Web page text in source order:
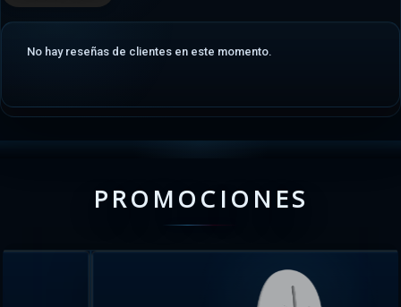
No hay reseñas de clientes en este momento.
PROMOCIONES